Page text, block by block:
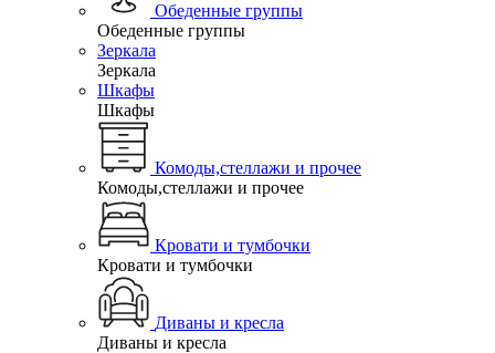
Обеденные группы
Обеденные группы
Зеркала
Зеркала
Шкафы
Шкафы
Комоды,стеллажи и прочее
Комоды,стеллажи и прочее
Кровати и тумбочки
Кровати и тумбочки
Диваны и кресла
Диваны и кресла